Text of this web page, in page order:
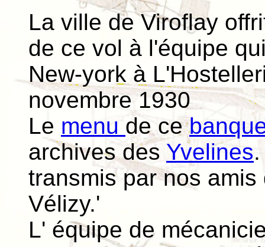
La ville de Viroflay
de ce vol à l'équipe
New-york à
novembre 1930
Le menu de ce
archives des Yvelines
transmis par nos
Vélizy.'
L' équipe de